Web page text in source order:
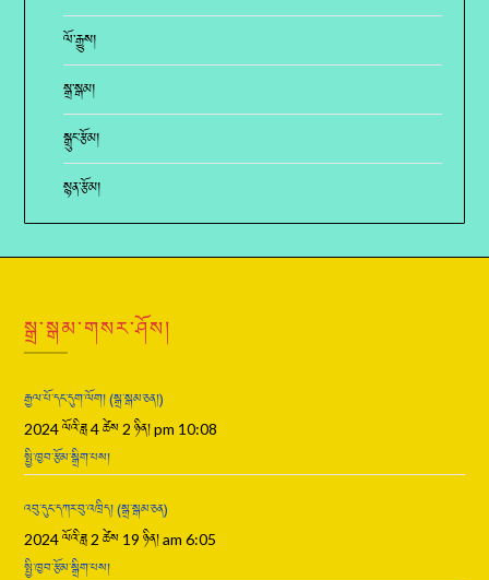
ལོ་རྒྱུས།
སྒྲ་སྒམ།
སྒྲུང་རྩོམ།
སྙན་རྩོམ།
སྒྲ་སྒམ་གསར་ཤོས།
རྒྱལ་པོ་དང་དུག་ལོག། (སྒྲ་སྒམ་ཅན།)
2024 ལོའི་ཟླ 4 ཚེས 2 ཉིན། pm 10:08
སྤྱི་ཁྱབ་རྩོམ་སྒྲིག་པས།
འབུ་དུང་དཀར་བུ་འཁྲིད། (སྒྲ་སྒམ་ཅན)
2024 ལོའི་ཟླ 2 ཚེས 19 ཉིན། am 6:05
སྤྱི་ཁྱབ་རྩོམ་སྒྲིག་པས།